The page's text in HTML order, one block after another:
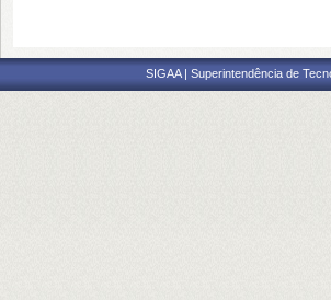
SIGAA | Superintendência de